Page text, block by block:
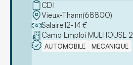
CDI
Vieux-Thann(68800)
Salaire12-14 €
Camo Emploi MULHOUSE 2
AUTOMOBILE MECANIQUE